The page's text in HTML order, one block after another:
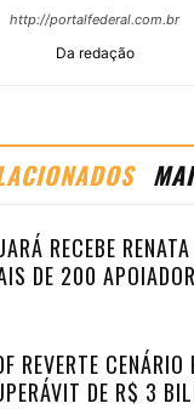
http://portalfederal.com.br
Da redação
RECEBE
DE 200
REVERTE CENÁRIO
DE R$ 3